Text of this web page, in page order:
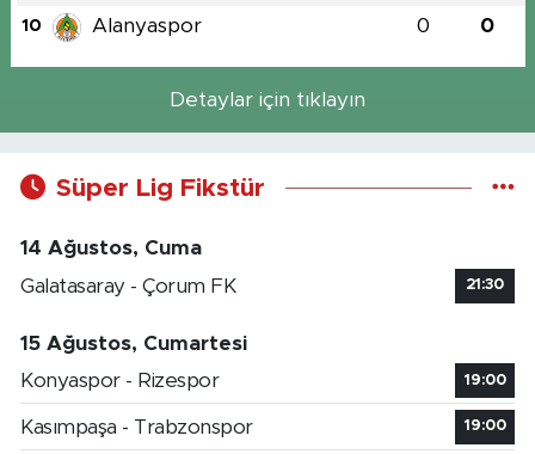
10 Alanyaspor 0 0
Detaylar için tıklayın
Süper Lig Fikstür
14 Ağustos, Cuma
Galatasaray - Çorum FK
21:30
15 Ağustos, Cumartesi
Konyaspor - Rizespor
19:00
Kasımpaşa - Trabzonspor 19:00